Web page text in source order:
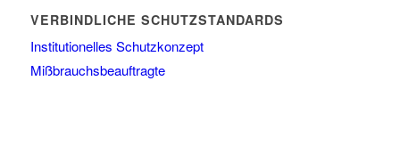
VERBINDLICHE SCHUTZSTANDARDS
Institutionelles Schutzkonzept
Mißbrauchsbeauftragte